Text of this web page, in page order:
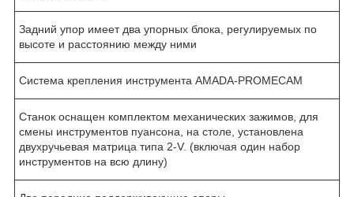
Задний упор имеет два упорных блока, регулируемых по
высоте и расстоянию между ними
Система крепления инструмента AMADA-PROMECAM
Станок оснащен комплектом механических зажимов, для
смены инструментов пуансона, на столе, установлена
двухручьевая матрица типа 2-V. (включая один набор
инструментов на всю длину)